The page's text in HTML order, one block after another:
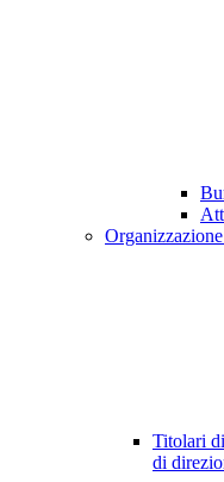
Organizzazione
Titolari
di